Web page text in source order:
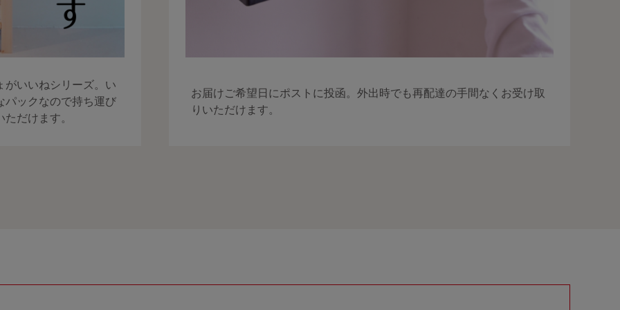
がいいねシリーズ。い
パックなので持ち運び
だけます。
お届けご希望日にポストに投函。外出時でも再配達の手間なくお受け取
りいただけます。